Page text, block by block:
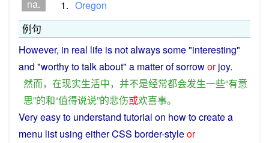
na.
1. Oregon
例句
However, in real life is notalwayssome"interesting"
and "worthytotalkabout" a matterofsorrowor joy.
然而， 在现实生活中， 并不是经常都会发生一些“有意
思”的和“值得说说”的悲伤或欢喜事。
Veryeasyto understand tutorial on howtocreatea
menu list using either CSS border-styleor